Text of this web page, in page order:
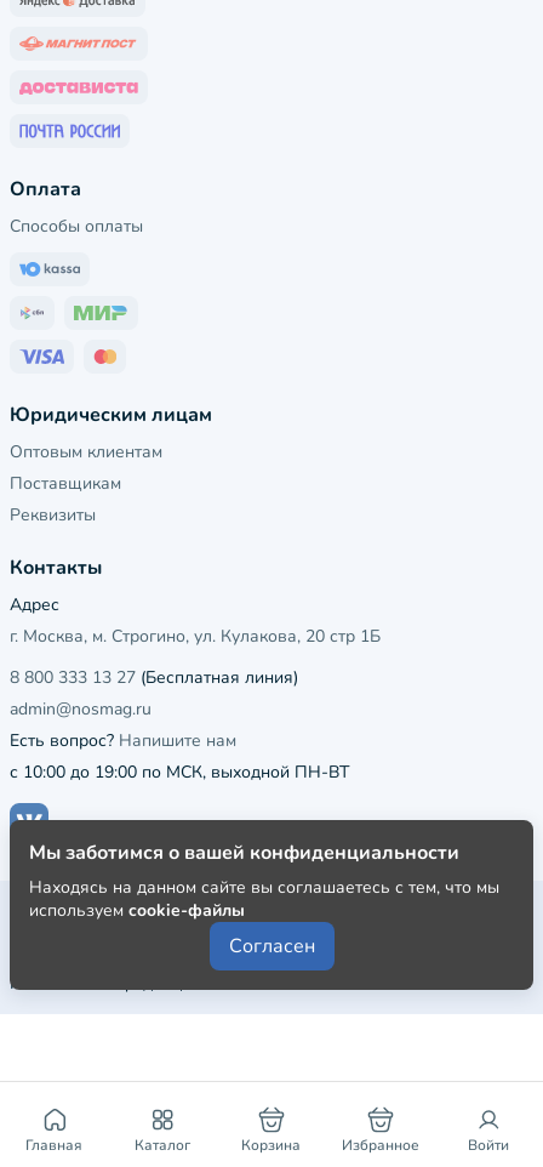
Главная Каталог Корзина Избранное Войти
Оплата
Способы оплаты
Юридическим лицам
Оптовым клиентам
Поставщикам
Реквизиты
Контакты
Адрес
г. Москва, м. Строгино, ул. Кулакова, 20 стр 1Б
8 800 333 13 27 (Бесплатная линия)
admin@nosmag.ru
Есть вопрос? Напишите нам
с 10:00 до 19:00 по МСК, выходной ПН-ВТ
Публичная оферта
Пользовательское соглашение
Политика конфиденциальности
Мы заботимся о вашей конфиденциальности
Находясь на данном сайте вы соглашаетесь с тем, что мы
используем cookie-файлы
Согласен